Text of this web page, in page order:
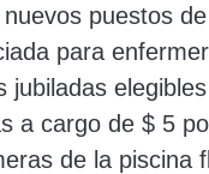
puestos
para
jubiladas
a cargo de $ 5
de la piscina